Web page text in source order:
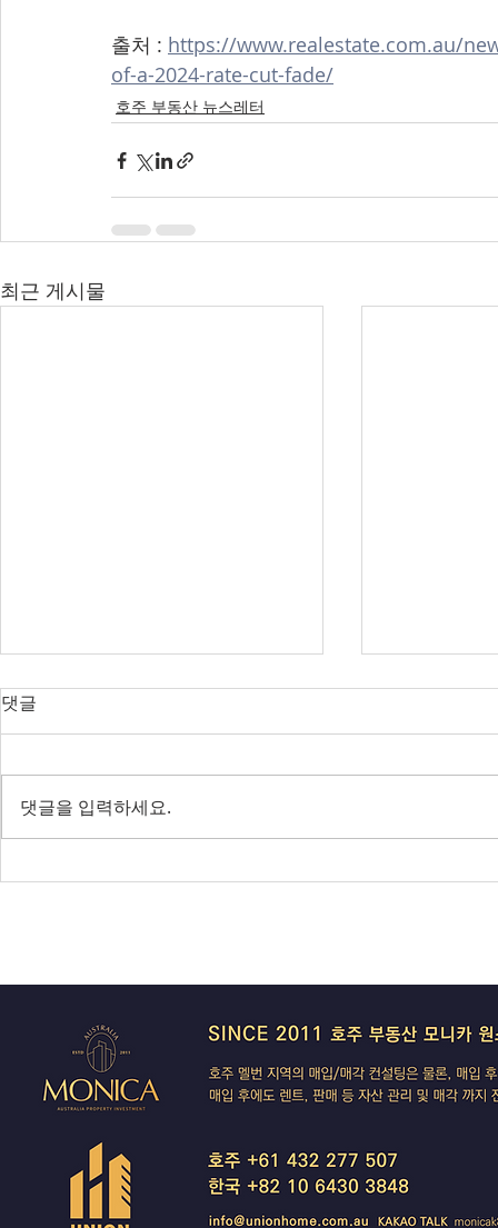
출처 : https://www.realestate.com.au/
of-a-2024-rate-cut-fade/
호주 부동산 뉴스레터
최근 게시물
오늘의 호주 뉴스 — 2026년 8
월 8일
오늘의 호
댓글
댓글을 입력하세요.